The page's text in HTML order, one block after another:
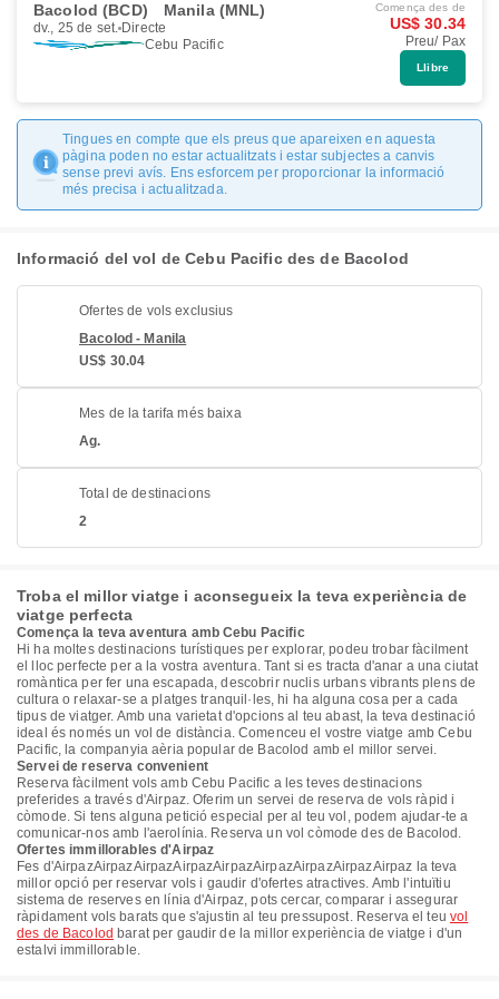
Bacolod (BCD) Manila (MNL)
dv., 25 de set. Directe
Cebu Pacific
Comença des de
US$ 30.34
Preu/ Pax
Llibre
Tingues en compte que els preus que apareixen en aquesta
pàgina poden no estar actualitzats i estar subjectes a canvis
sense previ avís. Ens esforcem per proporcionar la informació
més precisa i actualitzada.
Informació del vol de Cebu Pacific des de Bacolod
Ofertes de vols exclusius
Bacolod - Manila
US$ 30.04
Mes de la tarifa més baixa
Ag.
Total de destinacions
2
Troba el millor viatge i aconsegueix la teva experiència de
viatge perfecta
Comença la teva aventura amb Cebu Pacific
Hi ha moltes destinacions turístiques per explorar, podeu trobar fàcilment
el lloc perfecte per a la vostra aventura. Tant si es tracta d'anar a una ciutat
romàntica per fer una escapada, descobrir nuclis urbans vibrants plens de
cultura o relaxar-se a platges tranquil·les, hi ha alguna cosa per a cada
tipus de viatger. Amb una varietat d'opcions al teu abast, la teva destinació
ideal és només un vol de distància. Comenceu el vostre viatge amb Cebu
Pacific, la companyia aèria popular de Bacolod amb el millor servei.
Servei de reserva convenient
Reserva fàcilment vols amb Cebu Pacific a les teves destinacions
preferides a través d'Airpaz. Oferim un servei de reserva de vols ràpid i
còmode. Si tens alguna petició especial per al teu vol, podem ajudar-te a
comunicar-nos amb l'aerolínia. Reserva un vol còmode des de Bacolod.
Ofertes immillorables d'Airpaz
Fes d'AirpazAirpazAirpazAirpazAirpazAirpazAirpazAirpazAirpaz la teva
millor opció per reservar vols i gaudir d'ofertes atractives. Amb l'intuïtiu
sistema de reserves en línia d'Airpaz, pots cercar, comparar i assegurar
ràpidament vols barats que s'ajustin al teu pressupost. Reserva el teu vol
des de Bacolod barat per gaudir de la millor experiència de viatge i d'un
estalvi immillorable.